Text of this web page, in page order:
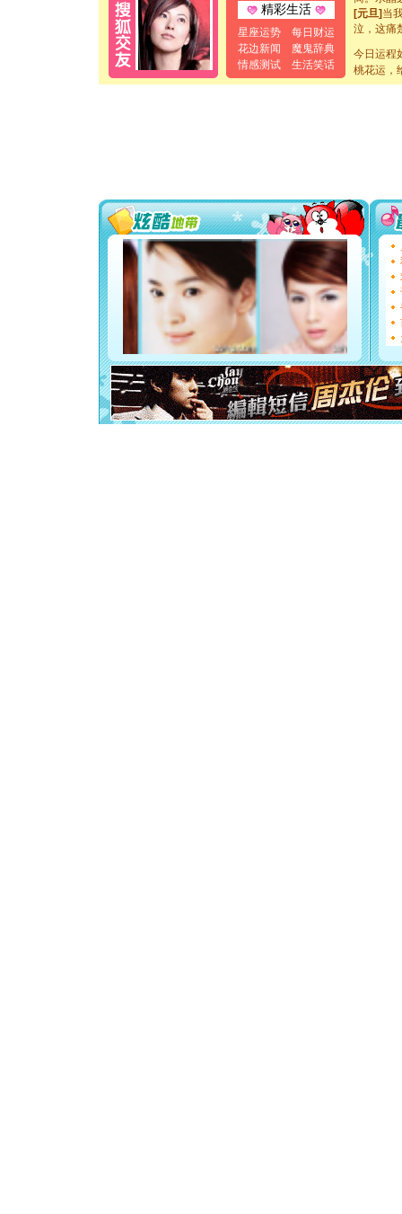
精彩生活
星座运势
每日财运
花边新闻
魔鬼辞典
情感测试
生活笑话
[元旦]当
泣，这痛
[春节]风
颜！冬去
道一声平
能正大光
都要快乐
[圣诞节]
如意,快
[元旦]
看
断电。
你是我
[元旦]
起；二
离。水
[元旦]当
泣，这痛
卖了。水
[春节]风
颜！冬去
今日运程
桃花运，